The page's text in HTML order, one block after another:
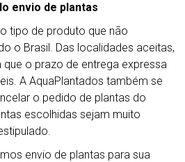
envio de plantas
tipo de produto que não
o Brasil. Das localidades aceitas,
o prazo de entrega expressa
A AquaPlantados também se
o pedido de plantas do
escolhidas sejam muito
envio de plantas para sua